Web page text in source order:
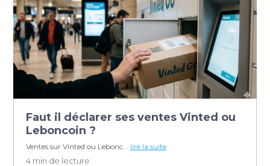
Faut il déclarer ses ventes Vinted ou
Leboncoin ?
Ventes sur Vinted ou Lebonc... lire la suite
4 min de lecture